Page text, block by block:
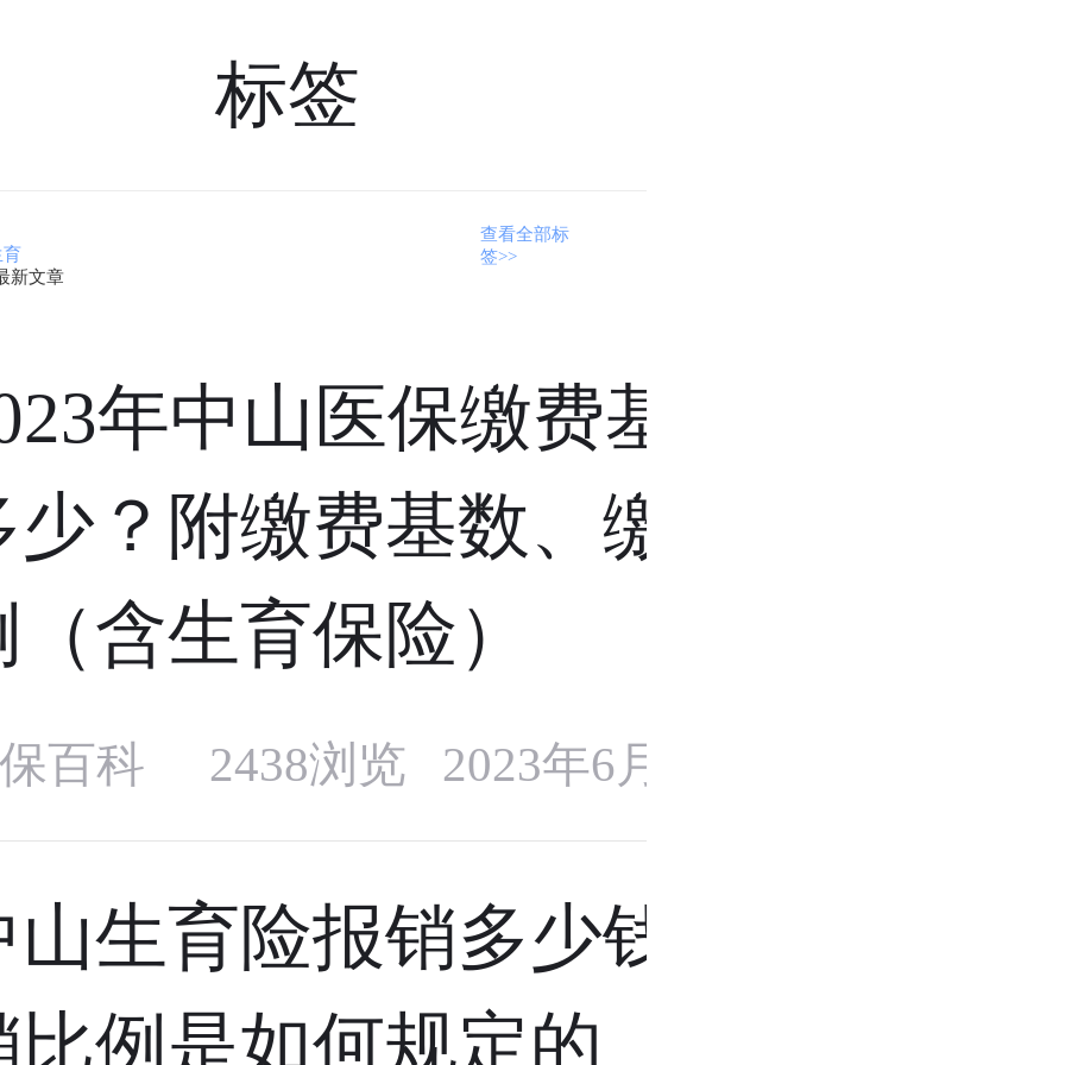
标签
育
新文章
查看全部标
签>>
年中山医保缴费基数是
少？附缴费基数、缴费比
（含生育保险）
百科 2438浏览 2023年6月16日
山生育险报销多少钱，报
比例是如何规定的